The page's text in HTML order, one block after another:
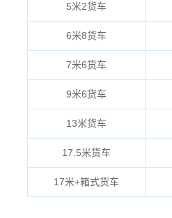
5米2货车
6米8货车
7米6货车
9米6货车
13米货车
17.5米货车
17米+箱式货车